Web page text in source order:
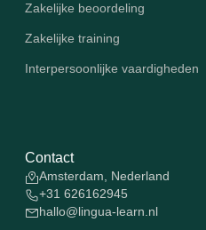
Zakelijke beoordeling
Zakelijke training
Interpersoonlijke vaardigheden
Contact
Amsterdam, Nederland
+31 626162945
hallo@lingua-learn.nl